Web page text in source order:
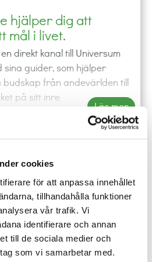
cookies
för att anpassa innehållet
tillhandahålla funktioner
vår trafik. Vi
identifierare och annan
till de sociala medier och
som vi samarbetar med.
hjälper dig att
mål i livet.
direkt kanal till Universum
sina guider, som hjälper
budskap från andevärlden till
på sitt inre
hittar de budskap som är
Som redskap använder
Zen tarot och änglakort,
och har humor, och är
med. Spådam Helene är
och genom kinesiologi
brister och rekommendera
Läs mer
BOKA MAIL
event
SCHEMA
spådamer och låt de
om det gäller kärlek,
universum.